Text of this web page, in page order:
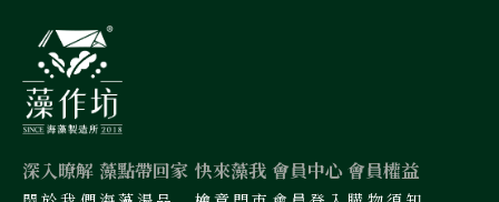
深入暸解 藻點帶回家 快來藻我 會員中心 會員權益